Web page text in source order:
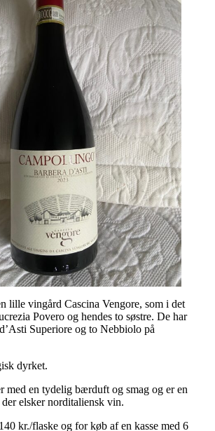
lille vingård Cascina Vengore, som i det
Povero og hendes to søstre. De har
Superiore og to Nebbiolo på
dyrket.
med en tydelig bærduft og smag og er en
elsker norditaliensk vin.
kr./flaske og for køb af en kasse med 6